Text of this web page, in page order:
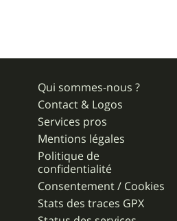
Qui sommes-nous ?
Contact & Logos
Services pros
Mentions légales
Politique de
confidentialité
Consentement / Cookies
Stats des traces GPX